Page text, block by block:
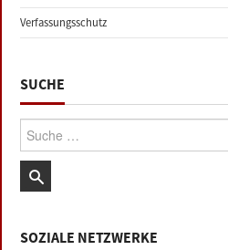
Verfassungsschutz
SUCHE
Suche:
SOZIALE NETZWERKE